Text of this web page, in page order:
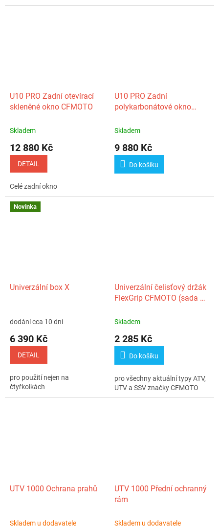
U10 PRO Zadní otevírací
skleněné okno CFMOTO
Skladem
12 880 Kč
DETAIL
Celé zadní okno
U10 PRO Zadní
polykarbonátové okno
Skladem
9 880 Kč
Do košíku
Novinka
Univerzální box X
dodání cca 10 dní
6 390 Kč
DETAIL
pro použití nejen na
čtyřkolkách
Univerzální čelisťový držák
FlexGrip CFMOTO (sada 2
Skladem
2 285 Kč
Do košíku
pro všechny aktuální typy ATV,
UTV a SSV značky CFMOTO
UTV 1000 Ochrana prahů
Skladem u dodavatele
UTV 1000 Přední ochranný
rám
Skladem u dodavatele